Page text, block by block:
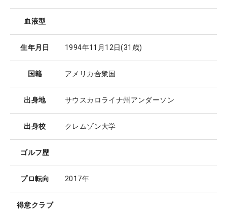
血液型
生年月日 1994年11月12日(31歳)
国籍 アメリカ合衆国
出身地 サウスカロライナ州アンダーソン
出身校 クレムゾン大学
ゴルフ歴
プロ転向 2017年
得意クラブ